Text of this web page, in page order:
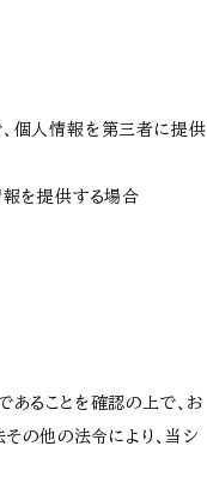
個人情報を第三者に提供
を提供する場合
ることを確認の上で、お
の他の法令により、当シ